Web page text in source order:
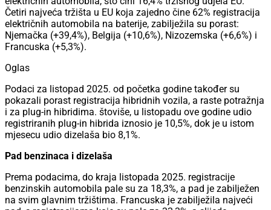
Četiri najveća tržišta u EU koja zajedno čine 62% registracija
električnih automobila na baterije, zabilježila su porast:
Njemačka (+39,4%), Belgija (+10,6%), Nizozemska (+6,6%) i
Francuska (+5,3%).
Oglas
Podaci za listopad 2025. od početka godine također su
pokazali porast registracija hibridnih vozila, a raste potražnja
i za plug-in hibridima. štoviše, u listopadu ove godine udio
registriranih plug-in hibrida iznosio je 10,5%, dok je u istom
mjesecu udio dizelaša bio 8,1%.
Pad benzinaca i dizelaša
Prema podacima, do kraja listopada 2025. registracije
benzinskih automobila pale su za 18,3%, a pad je zabilježen
na svim glavnim tržištima. Francuska je zabilježila najveći